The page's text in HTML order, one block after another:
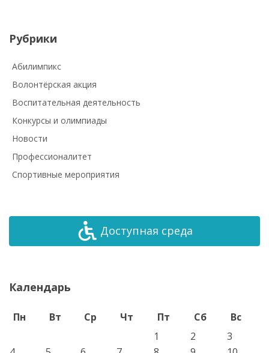
Рубрики
Абилимпикс
Волонтёрская акция
Воспитательная деятельность
Конкурсы и олимпиады
Новости
Профессионалитет
Спортивные мероприятия
Доступная среда
Календарь
Пн Вт Ср Чт Пт Сб
Вс
1
2
3